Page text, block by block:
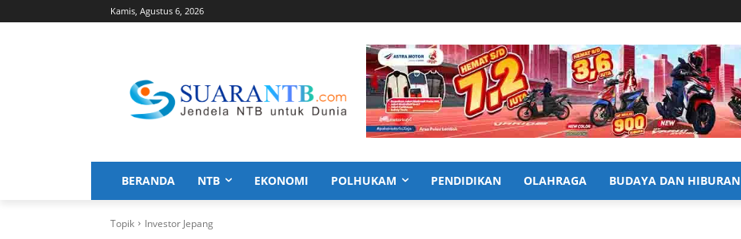
Kamis, Agustus 6, 2026
BERANDA NTB EKONOMI POLHUKAM PENDIDIKAN OLAHRAGA BUDAYA DAN HIBURAN
Topik Investor Jepang